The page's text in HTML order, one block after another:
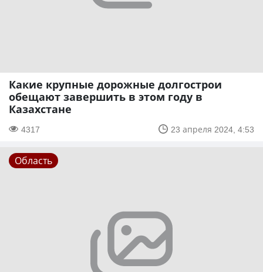
Какие крупные дорожные долгострои
обещают завершить в этом году в
Казахстане
4317 23 апреля 2024, 4:53
Область